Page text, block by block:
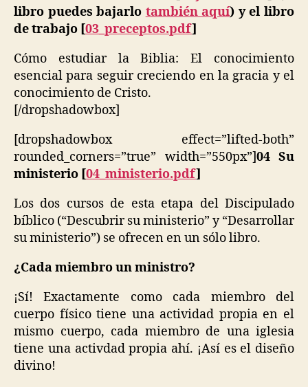
libro puedes bajarlo también aquí) y el libro
de trabajo [03_preceptos.pdf]
Cómo estudiar la Biblia: El conocimiento
esencial para seguir creciendo en la gracia y el
conocimiento de Cristo.
[/dropshadowbox]
[dropshadowbox effect=”lifted-both”
rounded_corners=”true” width=”550px”]04 Su
ministerio [04_ministerio.pdf]
Los dos cursos de esta etapa del Discipulado
bíblico (“Descubrir su ministerio” y “Desarrollar
su ministerio”) se ofrecen en un sólo libro.
¿Cada miembro un ministro?
¡Sí! Exactamente como cada miembro del
cuerpo físico tiene una actividad propia en el
mismo cuerpo, cada miembro de una iglesia
tiene una activdad propia ahí. ¡Así es el diseño
divino!